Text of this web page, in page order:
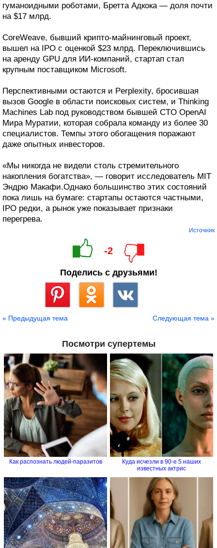
гуманоидными роботами, Бретта Адкока — доля почти
на $17 млрд.
CoreWeave, бывший крипто-майнинговый проект,
вышел на IPO с оценкой $23 млрд. Переключившись
на аренду GPU для ИИ-компаний, стартап стал
крупным поставщиком Microsoft.
Перспективными остаются и Perplexity, бросившая
вызов Google в области поисковых систем, и Thinking
Machines Lab под руководством бывшей CTO OpenAI
Мира Муратии, которая собрала команду из более 30
специалистов. Темпы этого обогащения поражают
даже опытных инвесторов.
«Мы никогда не видели столь стремительного
накопления богатства», — говорит исследователь MIT
Эндрю Макафи.Однако большинство этих состояний
пока лишь на бумаге: стартапы остаются частными,
IPO редки, а рынок уже показывает признаки
перегрева.
Источник
-2
Поделись с друзьями!
« Предыдущая тема Следующая тема »
Посмотри супертемы
Как распознать людей-паразитов
Куда исчезли в 90-е 5 наших
известных актрис